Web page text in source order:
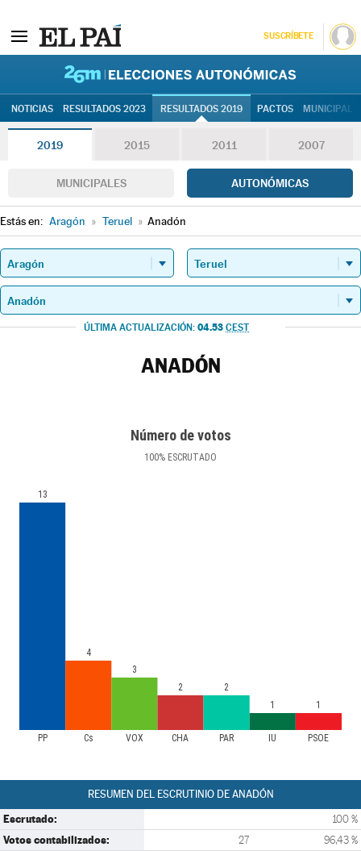
SUSCRÍBETE
NOTICIAS RESULTADOS 2023 RESULTADOS 2019 PACTOS
2019 2015 2011 2007
MUNICIPALES AUTONÓMICAS
Estás en: Aragón » Teruel » Anadón
ÚLTIMA ACTUALIZACIÓN: 04.53 CEST
ANADÓN
Número de votos
100% ESCRUTADO
PP Cs VOX CHA PAR IU PSOE
13
4
3
2
2
1
1
RESUMEN DEL ESCRUTINIO DE ANADÓN
Escrutado: 100 %
Votos contabilizados: 27 96,43 %